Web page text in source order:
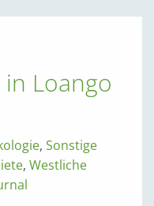
Loango
, Sonstige
, Westliche